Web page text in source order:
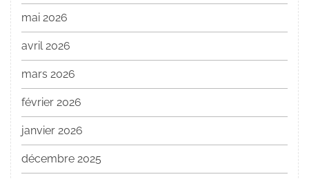
mai 2026
avril 2026
mars 2026
février 2026
janvier 2026
décembre 2025